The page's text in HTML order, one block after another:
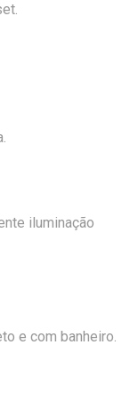
iluminação
e com banheiro.